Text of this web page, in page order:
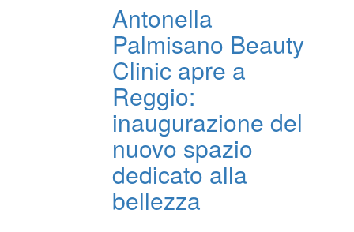
Antonella
Palmisano Beauty
Clinic apre a
Reggio:
inaugurazione del
nuovo spazio
dedicato alla
bellezza